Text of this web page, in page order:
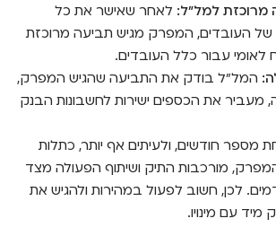
מרוכזת למל"ל: לאחר שאישר את כל
של העובדים, המפרק מגיש תביעה מרוכזת
לאומי עבור כלל העובדים.
המל"ל בודק את התביעה שהגיש המפרק,
מעביר את הכספים ישירות לחשבונות הבנק
מספר חודשים, ולעיתים אף יותר, כתלות
מורכבות התיק ושיתוף הפעולה מצד
לכן, חשוב לפעול במהירות ולהגיש את
עם מינויו.